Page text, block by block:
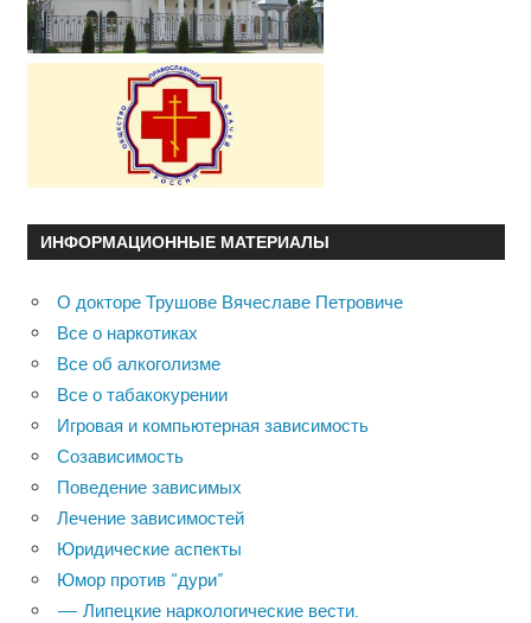
ИНФОРМАЦИОННЫЕ МАТЕРИАЛЫ
О докторе Трушове Вячеславе Петровиче
Все о наркотиках
Все об алкоголизме
Все о табакокурении
Игровая и компьютерная зависимость
Созависимость
Поведение зависимых
Лечение зависимостей
Юридические аспекты
Юмор против “дури”
— Липецкие наркологические вести.